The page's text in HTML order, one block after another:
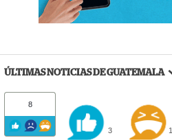
ÚLTIMAS NOTICIAS DE GUATEMALA
8
3 1